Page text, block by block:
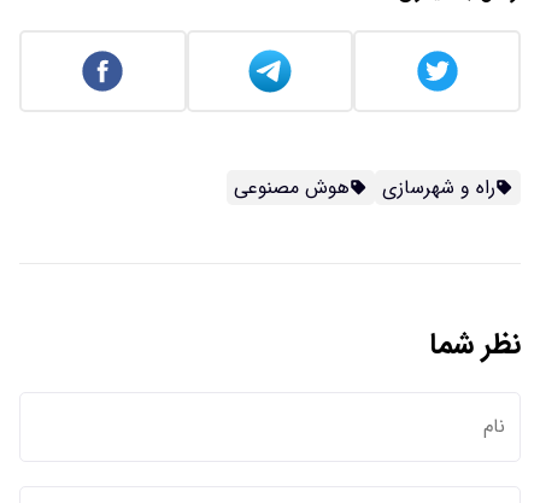
راه و شهرسازی هوش مصنوعی
نظر شما